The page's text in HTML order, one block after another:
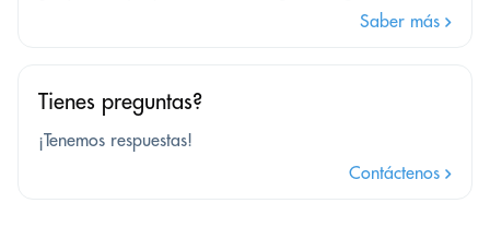
Saber más
Tienes preguntas?
¡Tenemos respuestas!
Contáctenos